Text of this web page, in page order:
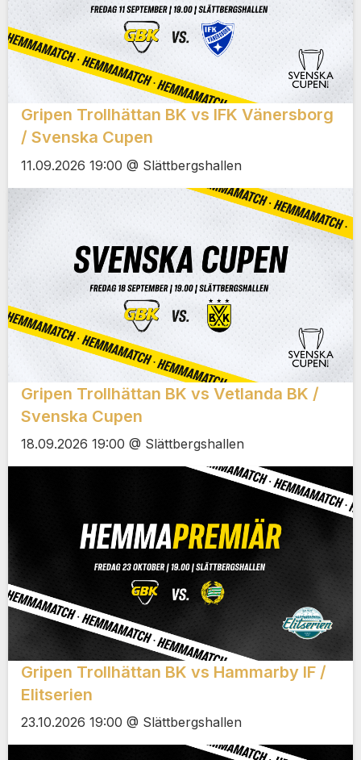
Gripen Trollhättan BK vs IFK Vänersborg
/ Svenska Cupen
11.09.2026 19:00 @ Slättbergshallen
Gripen Trollhättan BK vs Vetlanda BK /
Svenska Cupen
18.09.2026 19:00 @ Slättbergshallen
Gripen Trollhättan BK vs Hammarby IF /
Elitserien
23.10.2026 19:00 @ Slättbergshallen